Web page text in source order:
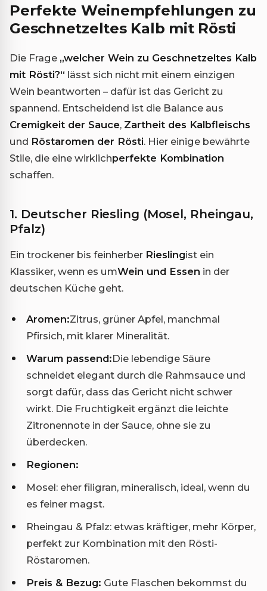
Perfekte Weinempfehlungen zu
Geschnetzeltes Kalb mit Rösti
Die Frage „welcher Wein zu Geschnetzeltes Kalb
mit Rösti?“ lässt sich nicht mit einem einzigen
Wein beantworten – dafür ist das Gericht zu
spannend. Entscheidend ist die Balance aus
Cremigkeit der Sauce, Zartheit des Kalbfleischs
und Röstaromen der Rösti. Hier einige bewährte
Stile, die eine wirklichperfekte Kombination
schaffen.
1. Deutscher Riesling (Mosel, Rheingau,
Pfalz)
Ein trockener bis feinherber Rieslingist ein
Klassiker, wenn es umWein und Essen in der
deutschen Küche geht.
Aromen:Zitrus, grüner Apfel, manchmal
Pfirsich, mit klarer Mineralität.
Warum passend:Die lebendige Säure
schneidet elegant durch die Rahmsauce und
sorgt dafür, dass das Gericht nicht schwer
wirkt. Die Fruchtigkeit ergänzt die leichte
Zitronennote in der Sauce, ohne sie zu
überdecken.
Regionen:
Mosel: eher filigran, mineralisch, ideal, wenn du
es feiner magst.
Rheingau & Pfalz: etwas kräftiger, mehr Körper,
perfekt zur Kombination mit den Rösti-
Röstaromen.
Preis & Bezug: Gute Flaschen bekommst du